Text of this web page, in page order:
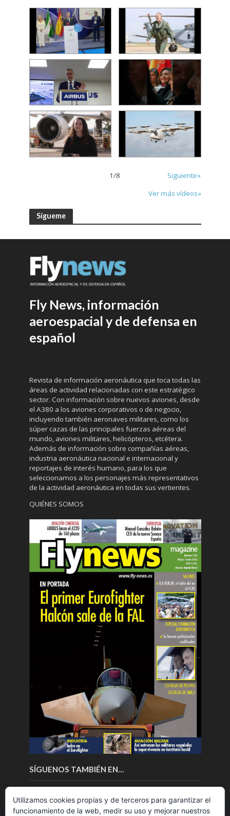
1/8
Siguiente»
Ver más vídeos»
Sígueme
Fly News, información
aeroespacial y de defensa en
español
Revista de información aeronáutica que toca todas las
áreas de actividad relacionadas con este estratégico
sector. Con información sobre nuevos aviones, desde
el A380 a los aviones corporativos o de negocio,
incluyendo también aeronaves militares, como los
súper cazas de las principales fuerzas aéreas del
mundo, aviones militares, helicópteros, etcétera.
Además de información sobre compañías aéreas,
industria aeronáutica nacional e internacional y
reportajes de interés humano, para los que
seleccionamos a los personajes más representativos
de la actividad aeronáutica en todas sus vertientes.
QUIÉNES SOMOS
SÍGUENOS TAMBIÉN EN…
Utilizamos cookies propias y de terceros para garantizar el
funcionamiento de la web, medir su uso y mejorar nuestros